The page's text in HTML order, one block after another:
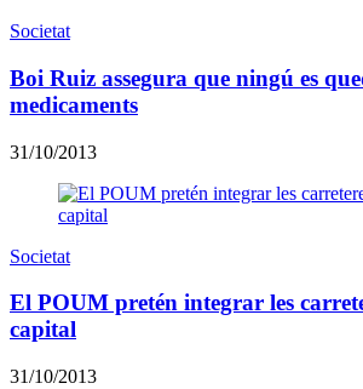
Societat
Boi Ruiz assegura que ningú es
medicaments
31/10/2013
Societat
El POUM pretén integrar les
capital
31/10/2013